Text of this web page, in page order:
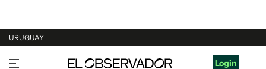
URUGUAY
URUGUAY Login